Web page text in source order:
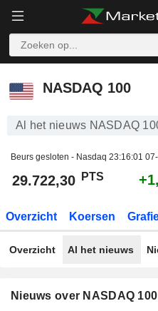
NASDAQ 100
NASDAQ 100
Al het nieuws NASDAQ
Beurs gesloten - Nasdaq 23:16:01
29.722,30 PTS
Overzicht Koersen
Overzicht Al het nieuws
Nieuws over NASDAQ 100